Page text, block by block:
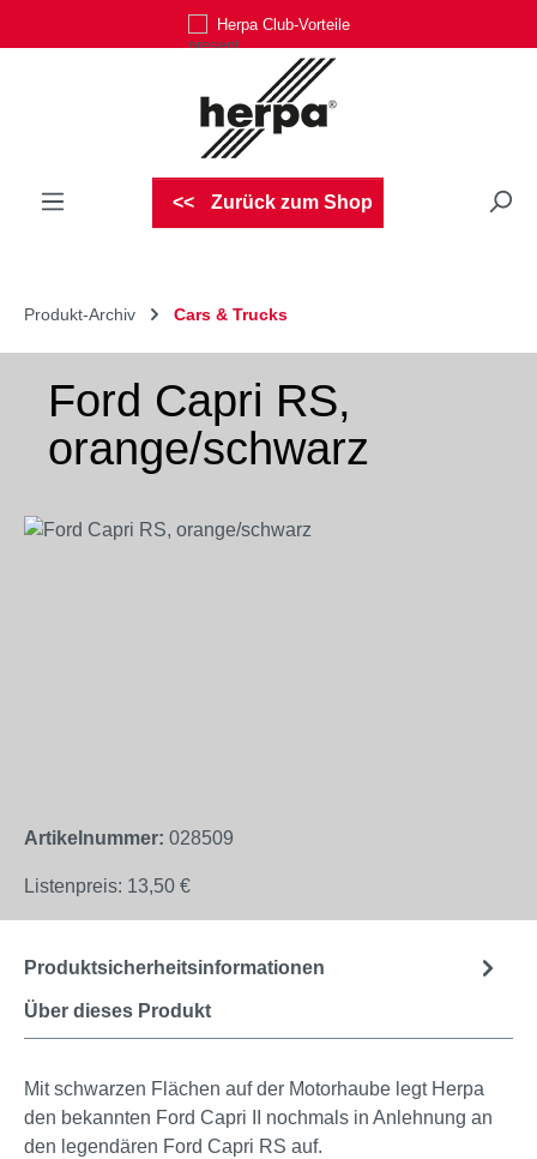
Zum Hauptinhalt springenHerpa Club-Vorteile
Zurück zum Shop
Produkt-Archiv Cars & Trucks
Ford Capri RS,
orange/schwarz
Bildergalerie überspringen
Artikelnummer: 028509
Listenpreis: 13,50 €
Über dieses Produkt
Produktsicherheitsinformationen
Mit schwarzen Flächen auf der Motorhaube legt Herpa
den bekannten Ford Capri II nochmals in Anlehnung an
den legendären Ford Capri RS auf.